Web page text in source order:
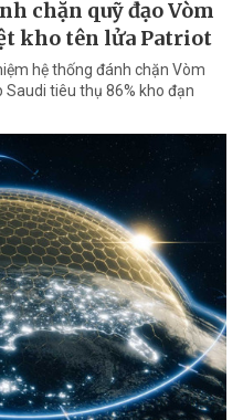
chặn quỹ đạo Vòm
kho tên lửa Patriot
hệ thống đánh chặn Vòm
tiêu thụ 86% kho đạn